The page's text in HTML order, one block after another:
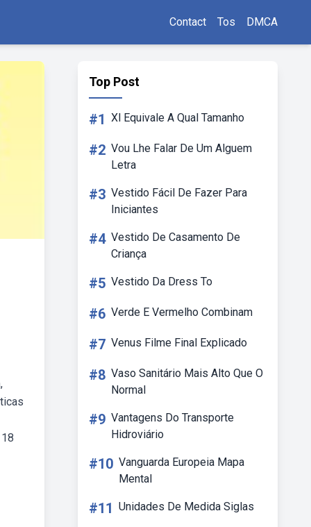
Contact Tos DMCA
Top Post
#1 Xl Equivale A Qual Tamanho
#2 Vou Lhe Falar De Um Alguem
Letra
#3 Vestido Fácil De Fazer Para
Iniciantes
#4 Vestido De Casamento De
Criança
#5 Vestido Da Dress To
#6 Verde E Vermelho Combinam
#7 Venus Filme Final Explicado
#8 Vaso Sanitário Mais Alto Que O
Normal
#9 Vantagens Do Transporte
Hidroviário
#10 Vanguarda Europeia Mapa
Mental
#11 Unidades De Medida Siglas